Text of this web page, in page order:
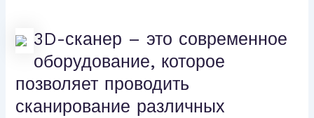
3D-сканер – это современное
оборудование, которое
позволяет проводить
сканирование различных